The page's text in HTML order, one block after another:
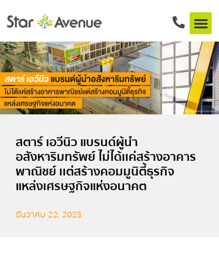
สตาร์ เอวีนิว แบรนด์ผู้นำ
อสังหาริมทรัพย์ ไม่ได้เเค่สร้างอาคาร
พาณิชย์ เเต่สร้างคอมมูนิตี้ธุรกิจ
แหล่งเศรษฐกิจแห่งอนาคต
ธันวาคม 22, 2023